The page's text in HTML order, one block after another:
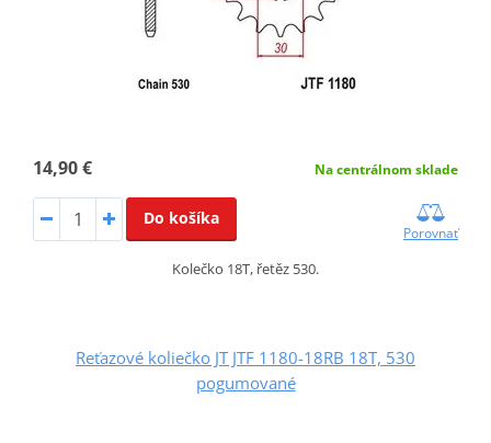
14,90 € Na centrálnom sklade
Do košíka
Porovnať
Kolečko 18T, řetěz 530.
Reťazové koliečko JT JTF 1180-18RB 18T, 530
pogumované